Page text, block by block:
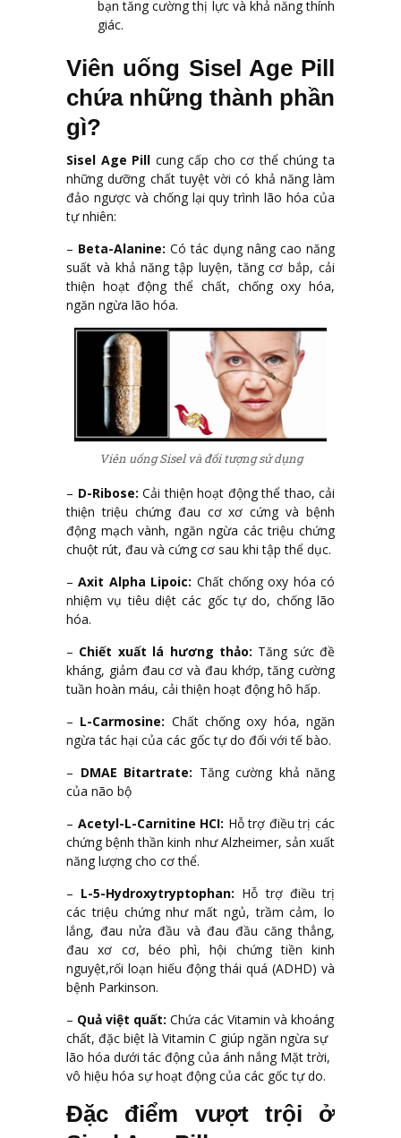
bạn tăng cường thị lực và khả năng thính
giác.
Viên uống Sisel Age Pill
chứa những thành phần
gì?
Sisel Age Pill cung cấp cho cơ thể chúng ta
những dưỡng chất tuyệt vời có khả năng làm
đảo ngược và chống lại quy trình lão hóa của
tự nhiên:
– Beta-Alanine: Có tác dụng nâng cao năng
suất và khả năng tập luyện, tăng cơ bắp, cải
thiện hoạt động thể chất, chống oxy hóa,
ngăn ngừa lão hóa.
Viên uống Sisel và đối tượng sử dụng
– D-Ribose: Cải thiện hoạt động thể thao, cải
thiện triệu chứng đau cơ xơ cứng và bệnh
động mạch vành, ngăn ngừa các triệu chứng
chuột rút, đau và cứng cơ sau khi tập thể dục.
–Axit Alpha Lipoic: Chất chống oxy hóa có
nhiệm vụ tiêu diệt các gốc tự do, chống lão
hóa.
– Chiết xuất lá hương thảo: Tăng sức đề
kháng, giảm đau cơ và đau khớp, tăng cường
tuần hoàn máu, cải thiện hoạt động hô hấp.
– L-Carmosine: Chất chống oxy hóa, ngăn
ngừa tác hại của các gốc tự do đối với tế bào.
– DMAE Bitartrate: Tăng cường khả năng
của não bộ
– Acetyl-L-Carnitine HCI: Hỗ trợ điều trị các
chứng bệnh thần kinh như Alzheimer, sản xuất
năng lượng cho cơ thể.
– L-5-Hydroxytryptophan: Hỗ trợ điều trị
các triệu chứng như mất ngủ, trầm cảm, lo
lắng, đau nửa đầu và đau đầu căng thẳng,
đau xơ cơ, béo phì, hội chứng tiền kinh
nguyệt,rối loạn hiếu động thái quá (ADHD) và
bệnh Parkinson.
– Quả việt quất: Chứa các Vitamin và khoáng
chất, đặc biệt là Vitamin C giúp ngăn ngừa sự
lão hóa dưới tác động của ánh nắng Mặt trời,
vô hiệu hóa sự hoạt động của các gốc tự do.
Đặc điểm vượt trội ở